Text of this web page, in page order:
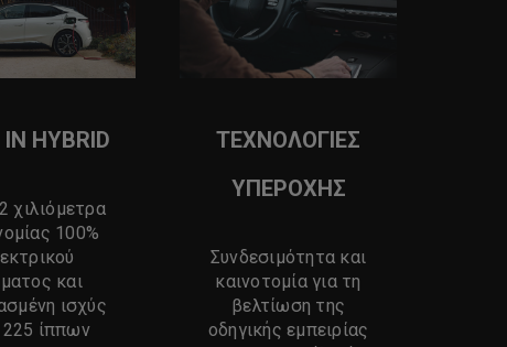
με έναν βενζινοκινητήρα. Η οικονομία καυσίμου μπορεί
IN HYBRID
χιλιόμετρα
100%
και
ισχύς
ίππων
ΤΕΧΝΟΛΟΓΙΕΣ
ΥΠΕΡΟΧΗΣ
Συνδεσιμότητα και
καινοτομία για τη
βελτίωση της
οδηγικής εμπειρίας